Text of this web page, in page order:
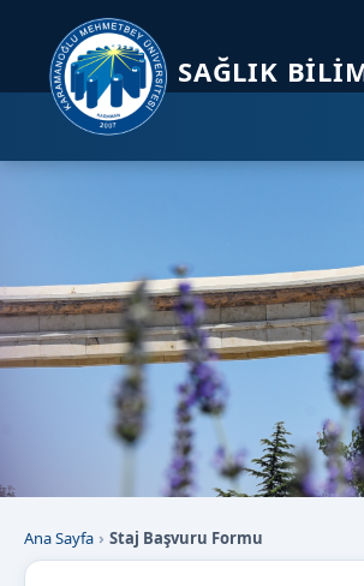
SAĞLIK
Ana Sayfa Staj Başvuru Formu